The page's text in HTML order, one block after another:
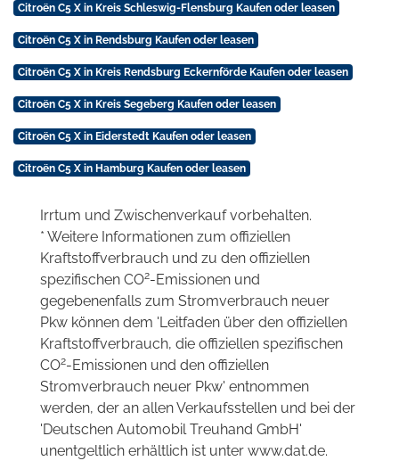
Citroën C5 X in Kreis Schleswig-Flensburg Kaufen oder leasen
Citroën C5 X in Rendsburg Kaufen oder leasen
Citroën C5 X in Kreis Rendsburg Eckernförde Kaufen oder leasen
Citroën C5 X in Kreis Segeberg Kaufen oder leasen
Citroën C5 X in Eiderstedt Kaufen oder leasen
Citroën C5 X in Hamburg Kaufen oder leasen
Irrtum und Zwischenverkauf vorbehalten.
* Weitere Informationen zum offiziellen
Kraftstoffverbrauch und zu den offiziellen
spezifischen CO2-Emissionen und
gegebenenfalls zum Stromverbrauch neuer
Pkw können dem 'Leitfaden über den offiziellen
Kraftstoffverbrauch, die offiziellen spezifischen
CO2-Emissionen und den offiziellen
Stromverbrauch neuer Pkw' entnommen
werden, der an allen Verkaufsstellen und bei der
'Deutschen Automobil Treuhand GmbH'
unentgeltlich erhältlich ist unter www.dat.de.